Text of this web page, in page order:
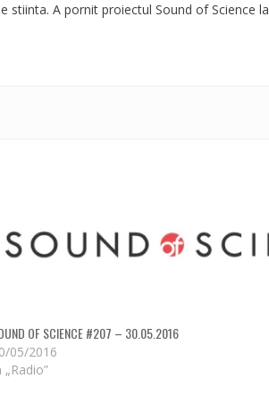
stiinta. A pornit proiectul Sound of Science
OF SCIENCE #207 – 30.05.2016
05/2016
„Radio”